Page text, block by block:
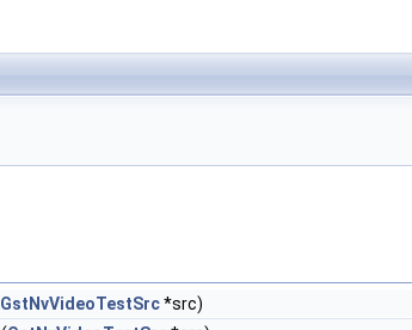
GstNvVideoTestSrc*src)